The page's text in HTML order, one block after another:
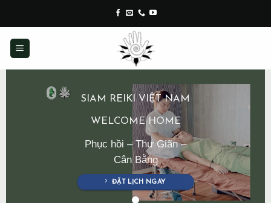
content
SIAM REIKI VIỆT NAM
WELCOME HOME
Phục hồi – Thư Giãn –
Cân Bằng
ĐẶT LỊCH NGAY